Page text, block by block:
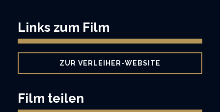
Links zum Film
ZUR VERLEIHER-WEBSITE
Film teilen